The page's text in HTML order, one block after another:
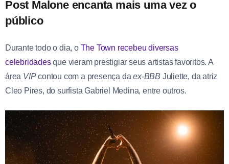
Post Malone encanta mais uma vez o
público
Durante todo o dia, o The Town recebeu diversas
celebridadesque vieram prestigiar seus artistas favoritos. A
área VIPcontou com a presença daex-BBB Juliette, da atriz
Cleo Pires, do surfista Gabriel Medina, entre outros.